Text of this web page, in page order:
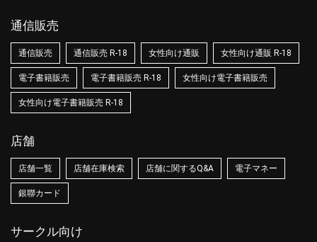
通信販売
通信販売 通信販売 R-18 女性向け通販 女性向け通販 R-18
電子書籍販売 電子書籍販売 R-18 女性向け電子書籍販売
女性向け電子書籍販売 R-18
店舗
店舗一覧 店舗在庫検索 店舗に関するQ&A 電子マネー
銀聯カード
サークル向け